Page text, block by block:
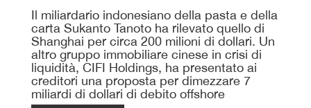
Il miliardario indonesiano della pasta e della
carta Sukanto Tanoto ha rilevato quello di
Shanghai per circa 200 milioni di dollari. Un
altro gruppo immobiliare cinese in crisi di
liquidità, CIFI Holdings, ha presentato ai
creditori una proposta per dimezzare 7
miliardi di dollari di debito offshore